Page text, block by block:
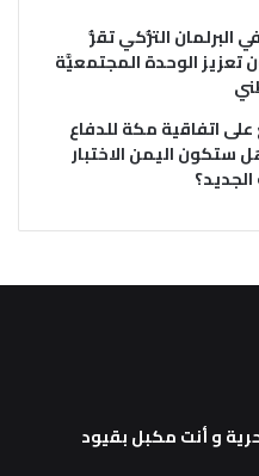
البرلمان التُّركي تقرُّ
تعزيز الوحدة المجتمعيَّة
على اتفاقية مكة للدفاع
ستكون اليمن الاختبار
و أنت مكبل بقيود